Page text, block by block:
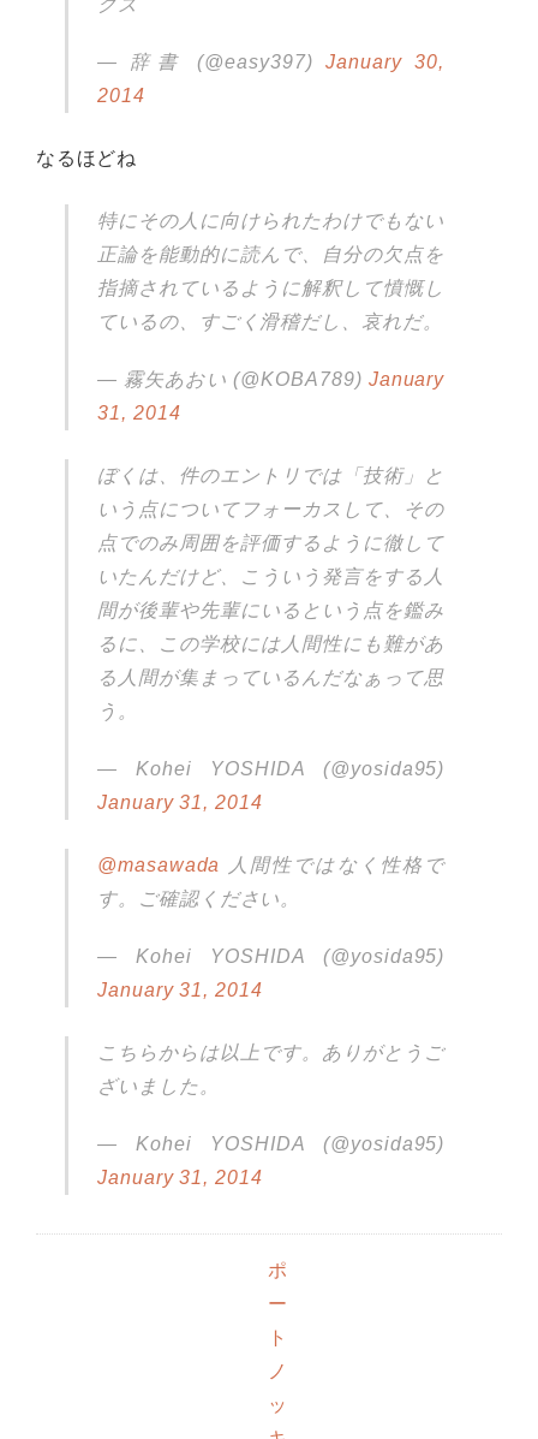
— 辞書 (@easy397)January 30,
2014
なるほどね
特にその人に向けられたわけでもない
正論を能動的に読んで、自分の欠点を
指摘されているように解釈して憤慨し
ているの、すごく滑稽だし、哀れだ。
— 霧矢あおい (@KOBA789) January
31, 2014
ぼくは、件のエントリでは「技術」と
いう点についてフォーカスして、その
点でのみ周囲を評価するように徹して
いたんだけど、こういう発言をする人
間が後輩や先輩にいるという点を鑑み
るに、この学校には人間性にも難があ
る人間が集まっているんだなぁって思
う。
— Kohei YOSHIDA (@yosida95)
January 31, 2014
@masawada
人間性ではなく性格で
す。ご確認ください。
— Kohei YOSHIDA (@yosida95)
January 31, 2014
こちらからは以上です。ありがとうご
ざいました。
— Kohei YOSHIDA (@yosida95)
January 31, 2014
ポ
ー
ト
ノ
ッ